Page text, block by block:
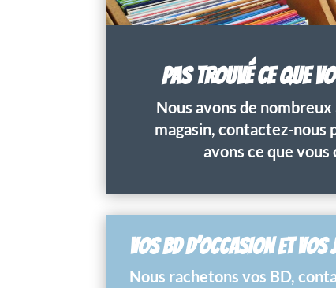
PAS TROUVÉ CE QUE
Nous avons de
magasin, contactez-nous
avons ce que vous
VOS BD D’OCCASION ET
Nous rachetons vos BD,